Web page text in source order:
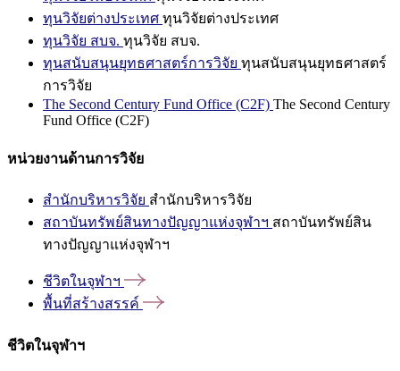
ทุนวิจัยต่างประเทศ ทุนวิจัยต่างประเทศ
ทุนวิจัย สบจ. ทุนวิจัย สบจ.
ทุนสนับสนุนยุทธศาสตร์การวิจัย ทุนสนับสนุนยุทธศาสตร์
การวิจัย
The Second Century Fund Office (C2F) The Second Century
Fund Office (C2F)
หน่วยงานด้านการวิจัย
สำนักบริหารวิจัย สำนักบริหารวิจัย
สถาบันทรัพย์สินทางปัญญาแห่งจุฬาฯ สถาบันทรัพย์สิน
ทางปัญญาแห่งจุฬาฯ
ชีวิตในจุฬาฯ
พื้นที่สร้างสรรค์
ชีวิตในจุฬาฯ